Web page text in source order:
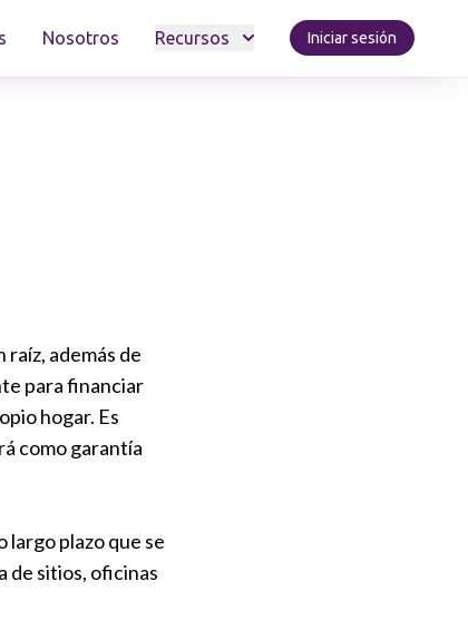
Nosotros Recursos Iniciar sesión
además de
para financiar
hogar. Es
como garantía
largo plazo que se
de sitios, oficinas